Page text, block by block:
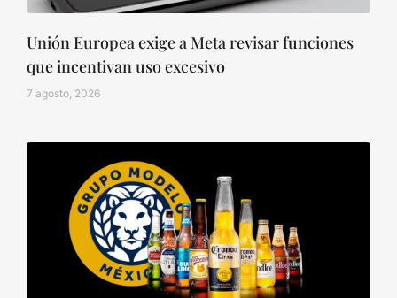
Unión Europea exige a Meta revisar funciones
que incentivan uso excesivo
7 agosto, 2026